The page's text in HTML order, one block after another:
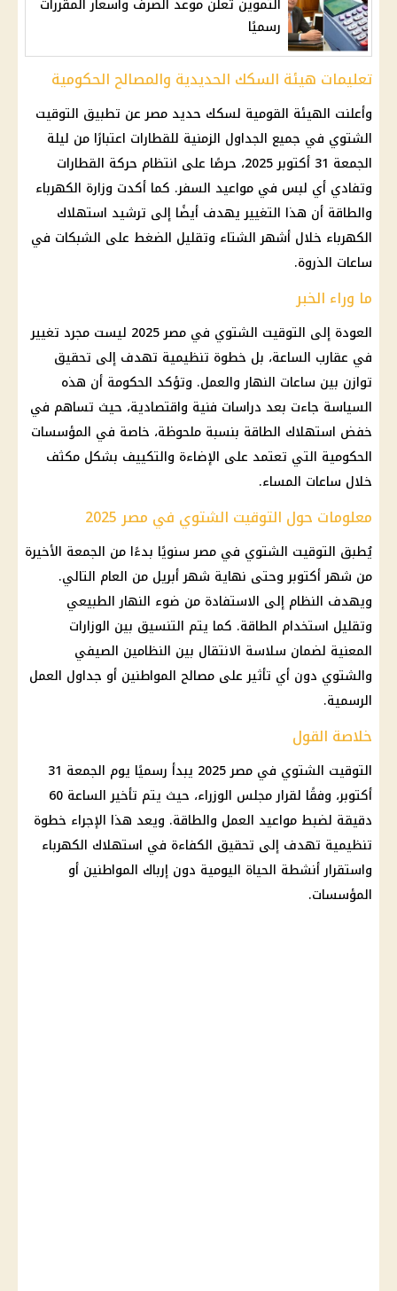
رسميًا
تعليمات هيئة السكك الحديدية والمصالح الحكومية
وأعلنت الهيئة القومية لسكك حديد مصر عن تطبيق التوقيت
الشتوي في جميع الجداول الزمنية للقطارات اعتبارًا من ليلة
الجمعة 31 أكتوبر 2025، حرصًا على انتظام حركة القطارات
وتفادي أي لبس في مواعيد السفر. كما أكدت وزارة الكهرباء
والطاقة أن هذا التغيير يهدف أيضًا إلى ترشيد استهلاك
الكهرباء خلال أشهر الشتاء وتقليل الضغط على الشبكات في
ساعات الذروة.
ما وراء الخبر
العودة إلى التوقيت الشتوي في مصر 2025 ليست مجرد تغيير
في عقارب الساعة، بل خطوة تنظيمية تهدف إلى تحقيق
توازن بين ساعات النهار والعمل. وتؤكد الحكومة أن هذه
السياسة جاءت بعد دراسات فنية واقتصادية، حيث تساهم في
خفض استهلاك الطاقة بنسبة ملحوظة، خاصة في المؤسسات
الحكومية التي تعتمد على الإضاءة والتكييف بشكل مكثف
خلال ساعات المساء.
معلومات حول التوقيت الشتوي في مصر 2025
يُطبق التوقيت الشتوي في مصر سنويًا بدءًا من الجمعة الأخيرة
من شهر أكتوبر وحتى نهاية شهر أبريل من العام التالي.
ويهدف النظام إلى الاستفادة من ضوء النهار الطبيعي
وتقليل استخدام الطاقة. كما يتم التنسيق بين الوزارات
المعنية لضمان سلاسة الانتقال بين النظامين الصيفي
والشتوي دون أي تأثير على مصالح المواطنين أو جداول العمل
الرسمية.
خلاصة القول
التوقيت الشتوي في مصر 2025 يبدأ رسميًا يوم الجمعة 31
أكتوبر، وفقًا لقرار مجلس الوزراء، حيث يتم تأخير الساعة 60
دقيقة لضبط مواعيد العمل والطاقة. ويعد هذا الإجراء خطوة
تنظيمية تهدف إلى تحقيق الكفاءة في استهلاك الكهرباء
واستقرار أنشطة الحياة اليومية دون إرباك المواطنين أو
المؤسسات.